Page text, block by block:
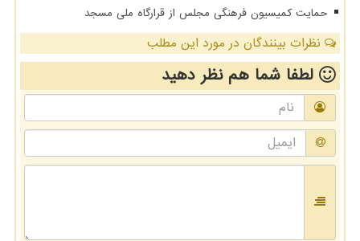
حمایت کمیسیون فرهنگی مجلس از قرارگاه ملی مسجد
نظرات بینندگان در مورد این مطلب
لطفا شما همنظر دهید